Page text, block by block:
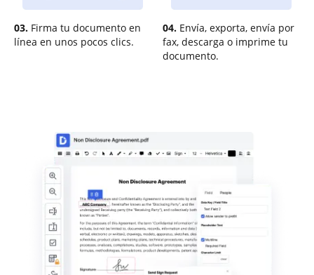
03. Firma tu documento en
línea en unos pocos clics.
04. Envía, exporta, envía por
fax, descarga o imprime tu
documento.